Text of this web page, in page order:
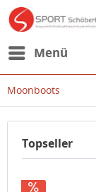
Menü
Moonboots
Topseller